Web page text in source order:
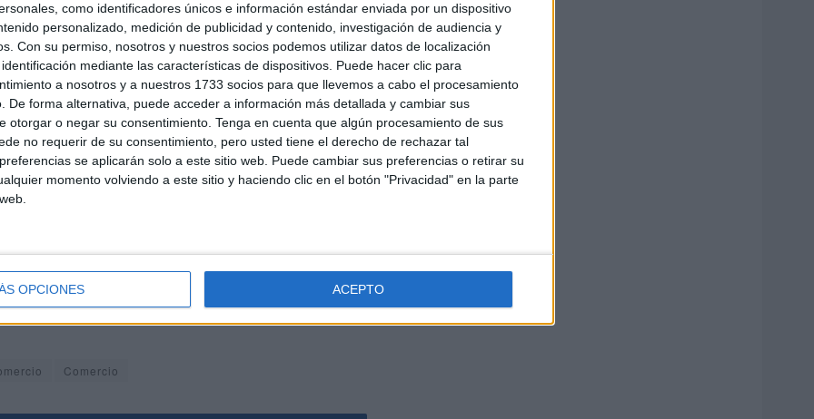
como identificadores únicos e información estándar enviada por un dispositivo
personalizado, medición de publicidad y contenido, investigación de audiencia y
Con su permiso, nosotros y nuestros socios podemos utilizar datos de localización
mediante las características de dispositivos. Puede hacer clic para
a nosotros y a nuestros 1733 socios para que llevemos a cabo el procesamiento
De forma alternativa, puede acceder a información más detallada y cambiar sus
otorgar o negar su consentimiento. Tenga en cuenta que algún procesamiento de sus
no requerir de su consentimiento, pero usted tiene el derecho de rechazar tal
se aplicarán solo a este sitio web. Puede cambiar sus preferencias o retirar su
momento volviendo a este sitio y haciendo clic en el botón "Privacidad" en la parte
OPCIONES ACEPTO
lo permite y vamos a tener descuentos muy
para niños a diez euros”, indicó Castro.
de Hadú este jueves con la celebración del Día del
del Coso de este barrio ceutí se llenará de
volverá a girar en Hadú para seguir regalando
en los comercios del barrio o a tomar algo en sus
Comercio